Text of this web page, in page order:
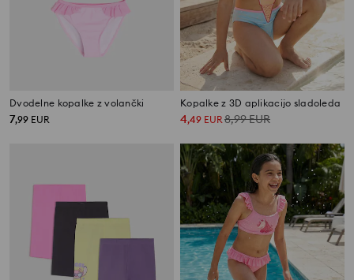
Dvodelne kopalke z volančki
7,99 EUR
Kopalke z 3D aplikacijo sladoleda
4,49 EUR 8,99EUR